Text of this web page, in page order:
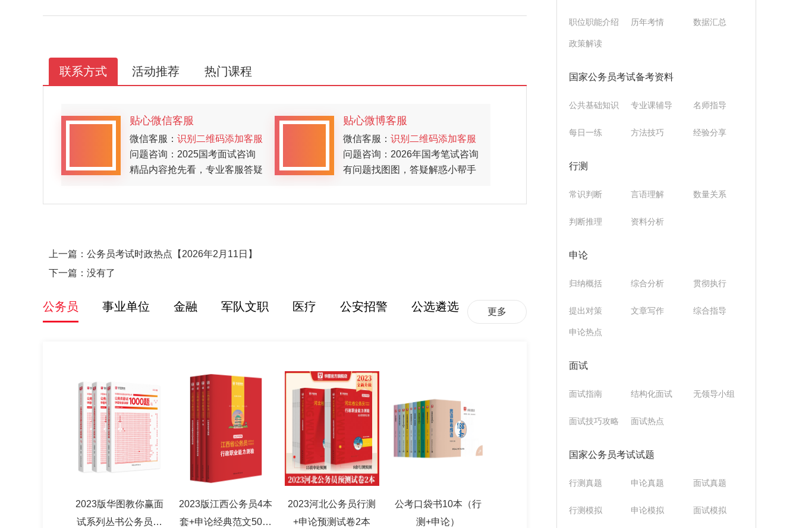
联系方式 活动推荐 热门课程
贴心微信客服
微信客服： 识别二维码添加客服
问题咨询：2025国考面试咨询
精品内容抢先看，专业客服答疑
贴心微博客服
微信客服： 识别二维码添加客服
问题咨询：2026年国考笔试咨询
有问题找图图，答疑解惑小帮手
上一篇： 公务员考试时政热点【2026年2月11日】
下一篇：没有了
公务员 事业单位 金融 军队文职 医疗 公安招警 公选遴选 更多
2023版华图教你赢面
试系列丛书公务员面
2023版江西公务员4本
套+申论经典范文50篇
2023河北公务员行测
+申论预测试卷2本
公考口袋书10本（行
测+申论）
职位职能介绍 历年考情 数据汇总
政策解读
国家公务员考试备考资料
公共基础知识 专业课辅导 名师指导
每日一练 方法技巧 经验分享
行测
常识判断 言语理解 数量关系
判断推理 资料分析
申论
归纳概括 综合分析 贯彻执行
提出对策 文章写作 综合指导
申论热点
面试
面试指南 结构化面试 无领导小组
面试技巧攻略 面试热点
国家公务员考试试题
行测真题 申论真题 面试真题
行测模拟 申论模拟 面试模拟